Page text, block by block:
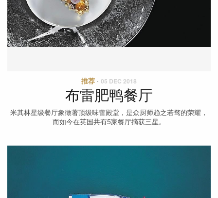
推荐 · 05 DEC 2018
布雷肥鸭餐厅
米其林星级餐厅象徵著顶级味蕾殿堂，是众厨师趋之若骛的荣耀，
而如今在英国共有5家餐厅摘获三星。